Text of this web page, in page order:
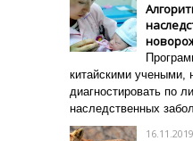
китайскими учеными,
диагностировать по
наследственных
16.11.2019